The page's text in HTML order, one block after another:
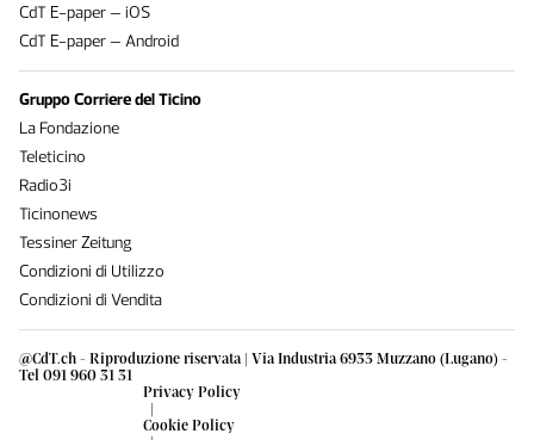
@CdT.ch - Riproduzione riservata | Via Industria 6933 Muzzano (Lugano) -
Tel 091 960 31 31
Privacy Policy
|
Cookie Policy
CdT E-paper – iOS
CdT E-paper – Android
Gruppo Corriere del Ticino
La Fondazione
Teleticino
Radio3i
Ticinonews
Tessiner Zeitung
Condizioni di Utilizzo
Condizioni di Vendita